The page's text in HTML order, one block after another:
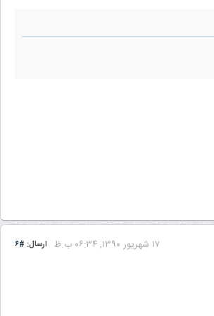
ارسال: #۶ ۱۷ شهریور ۱۳۹۰, ۰۶:۳۴ ب.ظ